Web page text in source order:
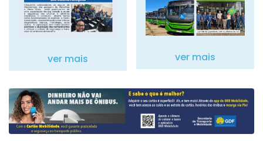
ver mais ver mais